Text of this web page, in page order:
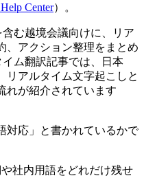
Center）。
む越境会議向けに、リア
、アクション整理をまとめ
ム翻訳記事では、日本
リアルタイム文字起こしと
れが紹介されています
対応」と書かれているかで
社内用語をどれだけ残せ